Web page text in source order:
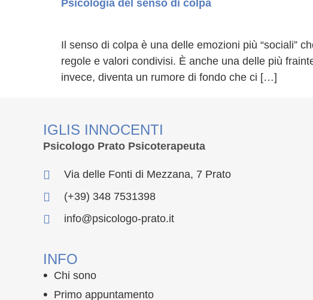
Psicologia del senso di colpa
Il senso di colpa è una delle emozioni più “sociali”
regole e valori condivisi. È anche una delle più
invece, diventa un rumore di fondo che ci […]
IGLIS INNOCENTI
Psicologo Prato Psicoterapeuta
Via delle Fonti di Mezzana, 7 Prato
(+39) 348 7531398
info@psicologo-prato.it
INFO
Chi sono
Primo appuntamento